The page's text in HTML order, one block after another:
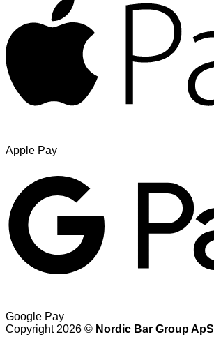
Apple Pay
Google Pay
Copyright 2026 © Nordic Bar Group ApS